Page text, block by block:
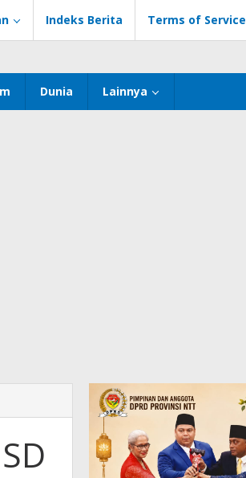
Indeks Berita Terms of Service
Dunia Lainnya